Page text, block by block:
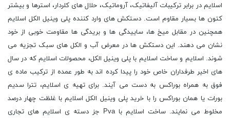
اسلایم در برابر ترکیبات آلیفاتیک، آروماتیک، حلال های کلردار، استرها و بیشتر
کتون ها بسیار مقاوم است. دستکش های وارد کننده پلی وینیل الکل اسلایم
همچنین در مقابل میخ ها، ساییدگی ها و بریدگی ها مقاومت خوبی از خود
نشان می دهند. این دستکش ها در معرض آب و الکل های سبک تجزیه می
شوند. اسلایم و ساخت اسلایم با پلی وینیل الکل، محصولات اسلایم که در سال
های اخیر طرفداران خاص خود را پیدا کرده اند به طور عمده از ترکیب ماده ی
فوق به همراه بوراکس به دست می آیند. برای تهیه ی اسلایم، تترا سدیم
بورات یا همان بوراکس را با خرید پلی وینیل الکل اسلایم با غلظت چهار درصد
مخلوط می نمایند. ساخت اسلایم با Pva جز دسته ی اسلایم های تجاری